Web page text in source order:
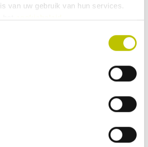
van uw gebruik van hun services.
In